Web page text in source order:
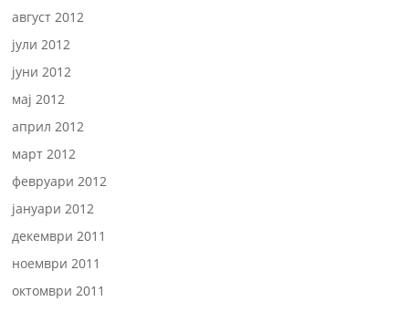
август 2012
јули 2012
јуни 2012
мај 2012
април 2012
март 2012
февруари 2012
јануари 2012
декември 2011
ноември 2011
октомври 2011